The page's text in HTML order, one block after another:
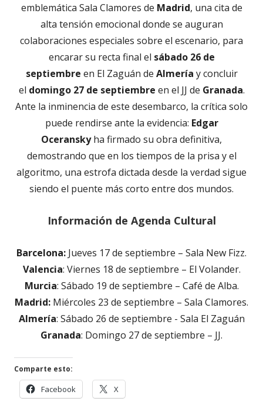
emblemática Sala Clamores de Madrid, una cita de
alta tensión emocional donde se auguran
colaboraciones especiales sobre el escenario, para
encarar su recta final el sábado 26 de
septiembre en El Zaguán de Almería y concluir
el domingo 27 de septiembre en el JJ de Granada.
Ante la inminencia de este desembarco, la crítica solo
puede rendirse ante la evidencia: Edgar
Oceranskyha firmado su obra definitiva,
demostrando que en los tiempos de la prisa y el
algoritmo, una estrofa dictada desde la verdad sigue
siendo el puente más corto entre dos mundos.
Información de Agenda Cultural
Barcelona: Jueves 17 de septiembre – Sala New Fizz.
Valencia: Viernes 18 de septiembre – El Volander.
Murcia: Sábado 19 de septiembre – Café de Alba.
Madrid: Miércoles 23 de septiembre – Sala Clamores.
Almería: Sábado 26 de septiembre - Sala El Zaguán
Granada: Domingo 27 de septiembre – JJ.
Comparte esto:
Facebook
en
X
en